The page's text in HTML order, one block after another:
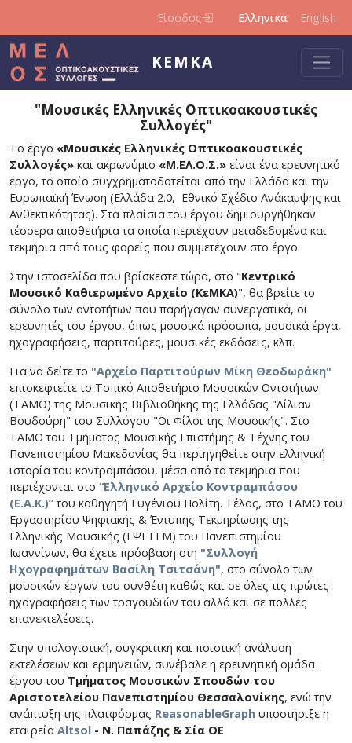
Είσοδος Ελληνικά English
ΚΕΜΚΑ
"Μουσικές Ελληνικές Οπτικοακουστικές
Συλλογές"
Το έργο «Μουσικές Ελληνικές Οπτικοακουστικές
Συλλογές» και ακρωνύμιο «Μ.ΕΛ.Ο.Σ.» είναι ένα ερευνητικό
έργο, το οποίο συγχρηματοδοτείται από την Ελλάδα και την
Ευρωπαϊκή Ένωση (Ελλάδα 2.0, Εθνικό Σχέδιο Ανάκαμψης και
Ανθεκτικότητας). Στα πλαίσια του έργου δημιουργήθηκαν
τέσσερα αποθετήρια τα οποία περιέχουν μεταδεδομένα και
τεκμήρια από τους φορείς που συμμετέχουν στο έργο.
Στην ιστοσελίδα που βρίσκεστε τώρα, στο "Κεντρικό
Μουσικό Καθιερωμένο Αρχείο (ΚεΜΚΑ)", θα βρείτε το
σύνολο των οντοτήτων που παρήγαγαν συνεργατικά, οι
ερευνητές του έργου, όπως μουσικά πρόσωπα, μουσικά έργα,
ηχογραφήσεις, παρτιτούρες, μουσικές εκδόσεις, κλπ.
Για να δείτε το "Αρχείο Παρτιτούρων Μίκη Θεοδωράκη"
επισκεφτείτε το Τοπικό Αποθετήριο Μουσικών Οντοτήτων
(ΤΑΜΟ) της Μουσικής Βιβλιοθήκης της Ελλάδας "Λίλιαν
Βουδούρη" του Συλλόγου "Οι Φίλοι της Μουσικής". Στο
ΤΑΜΟ του Τμήματος Μουσικής Επιστήμης & Τέχνης του
Πανεπιστημίου Μακεδονίας θα περιηγηθείτε στην ελληνική
ιστορία του κοντραμπάσου, μέσα από τα τεκμήρια που
περιέχονται στο “Ελληνικό Αρχείο Κοντραμπάσου
(Ε.Α.Κ.)” του καθηγητή Ευγένιου Πολίτη. Τέλος, στο ΤΑΜΟ του
Εργαστηρίου Ψηφιακής & Έντυπης Τεκμηρίωσης της
Ελληνικής Μουσικής (ΕΨΕΤΕΜ) του Πανεπιστημίου
Ιωαννίνων, θα έχετε πρόσβαση στη "Συλλογή
Ηχογραφημάτων Βασίλη Τσιτσάνη", στο σύνολο των
μουσικών έργων του συνθέτη καθώς και σε όλες τις πρώτες
ηχογραφήσεις των τραγουδιών του αλλά και σε πολλές
επανεκτελέσεις.
Στην υπολογιστική, συγκριτική και ποιοτική ανάλυση
εκτελέσεων και ερμηνειών, συνέβαλε η ερευνητική ομάδα
έργου του Τμήματος Μουσικών Σπουδών του
Αριστοτελείου Πανεπιστημίου Θεσσαλονίκης, ενώ την
ανάπτυξη της πλατφόρμας ReasonableGraph υποστήριξε η
εταιρεία Altsol - Ν. Παπάζης & Σία ΟΕ.